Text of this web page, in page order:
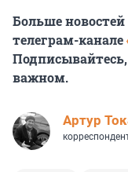
Больше
телеграм-канале
важном.
Артур